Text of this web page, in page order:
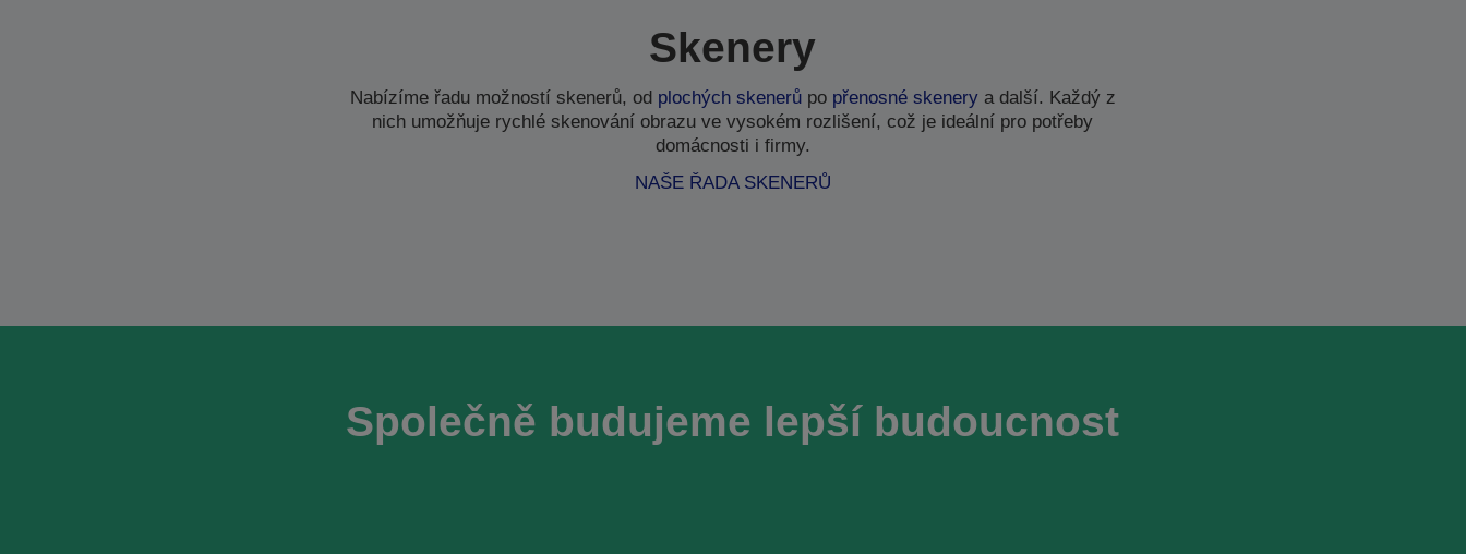
Skenery
Nabízíme řadu možností skenerů, od plochých skenerůpo přenosné skenerya další. Každý z
nich umožňuje rychlé skenování obrazu ve vysokém rozlišení, což je ideální pro potřeby
domácnosti i firmy.
NAŠE ŘADA SKENERŮ
Společně budujeme lepší budoucnost